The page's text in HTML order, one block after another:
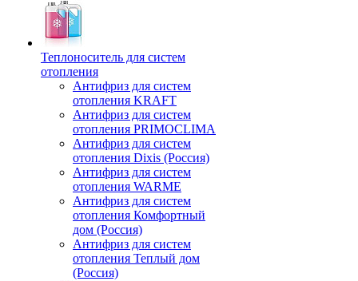
Теплоноситель для систем
отопления
Антифриз для систем
отопления KRAFT
Антифриз для систем
отопления PRIMOCLIMA
Антифриз для систем
отопления Dixis (Россия)
Антифриз для систем
отопления WARME
Антифриз для систем
отопления Комфортный
дом (Россия)
Антифриз для систем
отопления Теплый дом
(Россия)